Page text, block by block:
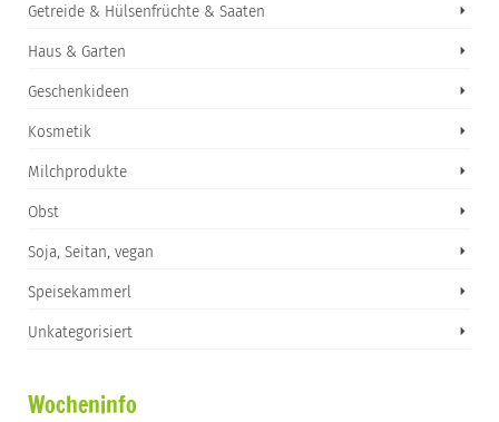
Getreide & Hülsenfrüchte & Saaten
Haus & Garten
Geschenkideen
Kosmetik
Milchprodukte
Obst
Soja, Seitan, vegan
Speisekammerl
Unkategorisiert
Wocheninfo